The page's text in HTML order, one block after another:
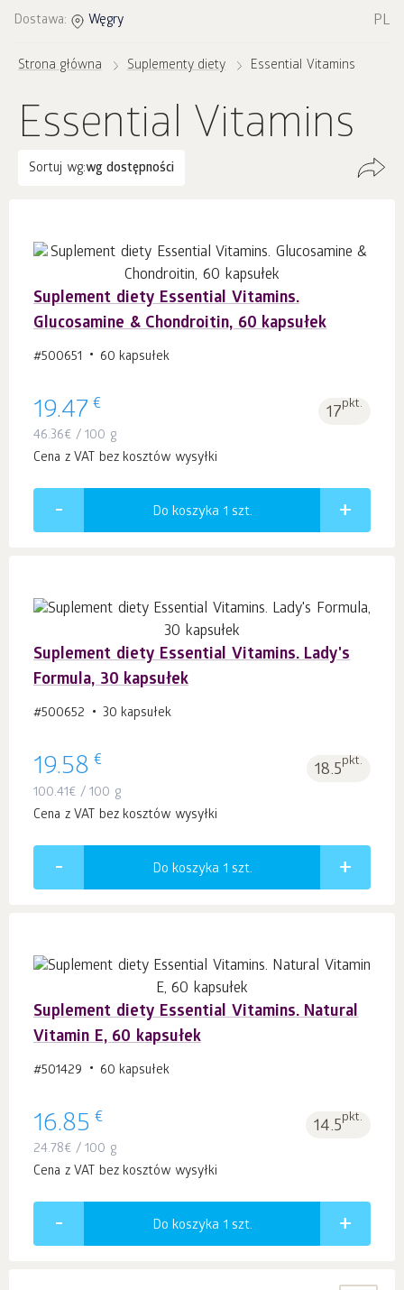
Dostawa: Węgry PL
Strona główna Suplementy diety Essential Vitamins
Essential Vitamins
Sortuj wg:wg dostępności
Suplement diety Essential Vitamins.
Glucosamine & Chondroitin, 60 kapsułek
#500651 60 kapsułek
19.47 € 17pkt.
46.36€ / 100 g
Cena z VAT bez kosztów wysyłki
Do koszyka 1 szt.
Suplement diety Essential Vitamins. Lady's
Formula, 30 kapsułek
#500652 30 kapsułek
19.58 € 18.5pkt.
100.41€ / 100 g
Cena z VAT bez kosztów wysyłki
Do koszyka 1 szt.
Suplement diety Essential Vitamins. Natural
Vitamin E, 60 kapsułek
#501429 60 kapsułek
16.85 € 14.5pkt.
24.78€ / 100 g
Cena z VAT bez kosztów wysyłki
Do koszyka 1 szt.